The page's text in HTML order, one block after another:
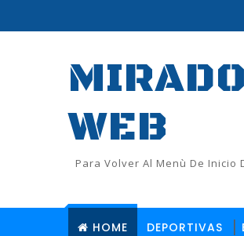
WEB
Para Volver Al Menù De Inicio
HOME DEPORTIVAS